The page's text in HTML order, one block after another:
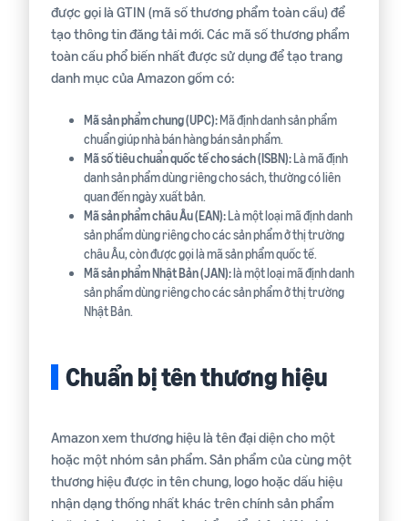
được gọi là GTIN (mã số thương phẩm toàn cầu) để
tạo thông tin đăng tải mới. Các mã số thương phẩm
toàn cầu phổ biến nhất được sử dụng để tạo trang
danh mục của Amazon gồm có:
Mã sản phẩm chung (UPC):Mã định danh sản phẩm
chuẩn giúp nhà bán hàng bán sản phẩm.
Mã số tiêu chuẩn quốc tế cho sách (ISBN):Là mã định
danh sản phẩm dùng riêng cho sách, thường có liên
quan đến ngày xuất bản.
Mã sản phẩm châu Âu (EAN):Là một loại mã định danh
sản phẩm dùng riêng cho các sản phẩm ở thị trường
châu Âu, còn được gọi là mã sản phẩm quốc tế.
Mã sản phẩm Nhật Bản (JAN):là một loại mã định danh
sản phẩm dùng riêng cho các sản phẩm ở thị trường
Nhật Bản.
Chuẩn bị tên thương hiệu
Amazon xem thương hiệu là tên đại diện cho một
hoặc một nhóm sản phẩm. Sản phẩm của cùng một
thương hiệu được in tên chung, logo hoặc dấu hiệu
nhận dạng thống nhất khác trên chính sản phẩm